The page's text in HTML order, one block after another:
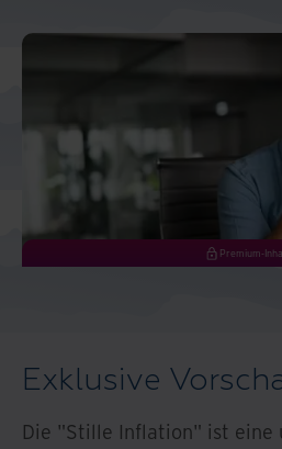
Turkey
Premium-
Exklusive
Die "Stille Inflation" ist eine